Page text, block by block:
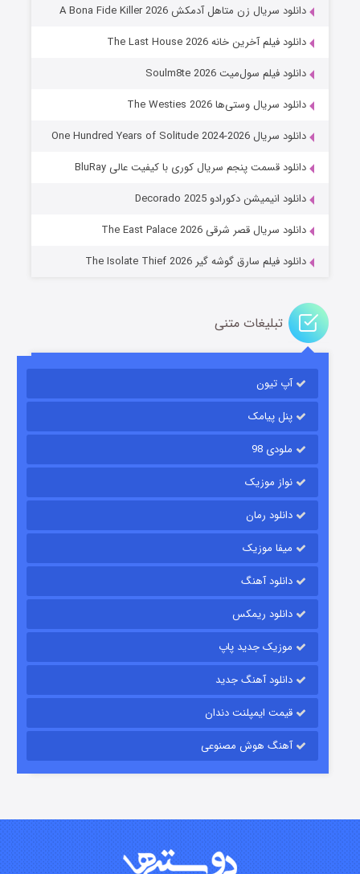
عملیات آپارتمان
قسمت۲ (زیرنویس) منتشر شد
قسمت
قسمت۷ (زیرنویس) منتشر شد
دانلود سریال زن متاهل آدمکش A Bona Fide Killer 2026
دانلود فیلم آخرین خانه The Last House 2026
دانلود فیلم سول‌میت Soulm8te 2026
دانلود سریال وستی‌ها The Westies 2026
دانلود سریال One Hundred Years of Solitude 2024-2026
دانلود قسمت پنجم سریال کوری با کیفیت عالی BluRay
دانلود انیمیشن دکورادو Decorado 2025
دانلود سریال قصر شرقی The East Palace 2026
دانلود فیلم سارق گوشه گیر The Isolate Thief 2026
تبلیغات متنی
آپ تیون
پنل پیامک
ملودی 98
نواز موزیک
دانلود رمان
میفا موزیک
دانلود آهنگ
دانلود ریمکس
موزیک جدید پاپ
دانلود آهنگ جدید
قیمت ایمپلنت دندان
آهنگ هوش مصنوعی